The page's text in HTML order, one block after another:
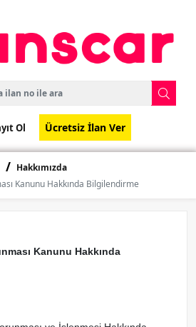
Ol Ücretsiz İlan Ver
Hakkımızda
Kanunu Hakkında Bilgilendirme
Kanunu Hakkında